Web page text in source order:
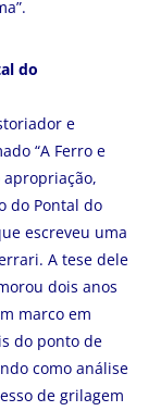
do
e
“A Ferro e
apropriação,
do Pontal do
escreveu uma
A tese dele
dois anos
marco em
do ponto de
como análise
de grilagem